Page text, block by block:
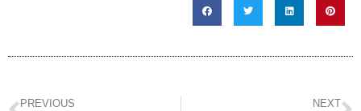
PREVIOUS NEXT